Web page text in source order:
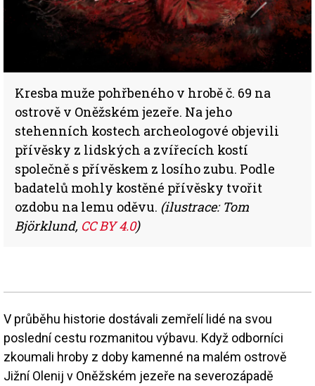
Kresba muže pohřbeného v hrobě č. 69 na
ostrově v Oněžském jezeře. Na jeho
stehenních kostech archeologové objevili
přívěsky z lidských a zvířecích kostí
společně s přívěskem z losího zubu. Podle
badatelů mohly kostěné přívěsky tvořit
ozdobu na lemu oděvu. (ilustrace: Tom
Björklund, CC BY 4.0)
V průběhu historie dostávali zemřelí lidé na svou
poslední cestu rozmanitou výbavu. Když odborníci
zkoumali hroby z doby kamenné na malém ostrově
Jižní Olenij v Oněžském jezeře na severozápadě